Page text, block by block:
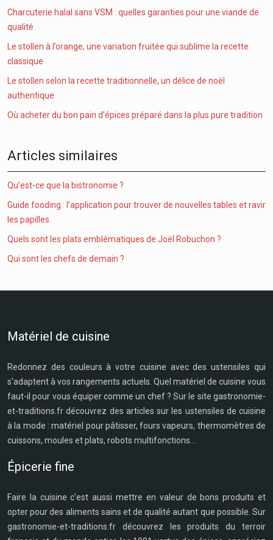
Charcuterie halal sans VSM : quelles garanties pour une viande de
qualité
Le stollen à l’orange, une variation fruitée qui sublime la recette
classique
Le stollen selon la recette traditionnelle, un délice de noël
authentique
Où acheter du bon pain d’épices préparé dans la plus pure tradition
Articles similaires
Qu’est-ce que la bistronomie ?
Guide fooding : l’application pour trouver de nouvelles tables et ravir
les papilles
Quels sont les plats emblématiques de Joël Robuchon ?
Qui sont les chefs de demain ?
Matériel de cuisine
Redonnez des couleurs à votre cuisine avec des ustensiles qui
s'adaptent à vos rangements actuels. Quel matériel de cuisine vous
faut-il pour vous équiper comme un chef ? Sur le site gastronomie-
et-traditions.fr découvrez des articles sur les ustensiles de cuisine
à la mode : matériel pour pâtisser, fours vapeurs, thermomètres de
cuissons, moules et plats, robots multifonctions...
Épicerie fine
Faire la cuisine c'est aussi mettre en valeur de bons produits et
opter pour des aliments sains et de qualité autant que possible. Sur
gastronomie-et-traditions.fr découvrez les produits du terroir